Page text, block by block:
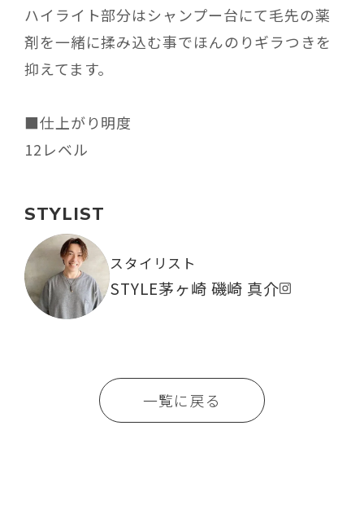
ハイライト部分はシャンプー台にて毛先の薬
剤を一緒に揉み込む事でほんのりギラつきを
抑えてます。
■仕上がり明度
12レベル
STYLIST
スタイリスト
STYLE茅ヶ崎 磯崎 真介
一覧に戻る